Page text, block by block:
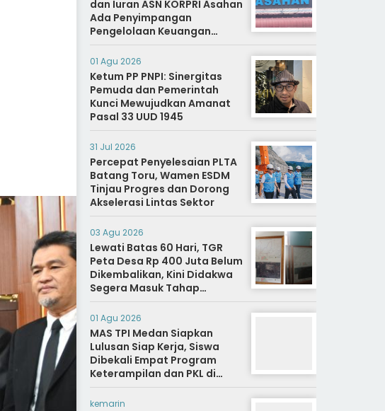
dan Iuran ASN KORPRI Asahan
Ada Penyimpangan
Pengelolaan Keuangan
Dipertanyakan, Aparat
Diminta Segera Usut
01 Agu 2026
Ketum PP PNPI: Sinergitas
Pemuda dan Pemerintah
Kunci Mewujudkan Amanat
Pasal 33 UUD 1945
31 Jul 2026
Percepat Penyelesaian PLTA
Batang Toru, Wamen ESDM
Tinjau Progres dan Dorong
Akselerasi Lintas Sektor
03 Agu 2026
Lewati Batas 60 Hari, TGR
Peta Desa Rp 400 Juta Belum
Dikembalikan, Kini Didakwa
Segera Masuk Tahap
Penyidikan
01 Agu 2026
MAS TPI Medan Siapkan
Lulusan Siap Kerja, Siswa
Dibekali Empat Program
Keterampilan dan PKL di
Dunia Industri
kemarin